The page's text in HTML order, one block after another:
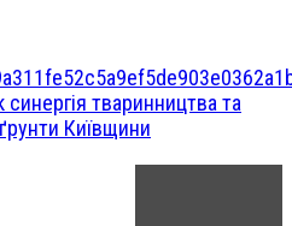
тваринництва та
Київщини